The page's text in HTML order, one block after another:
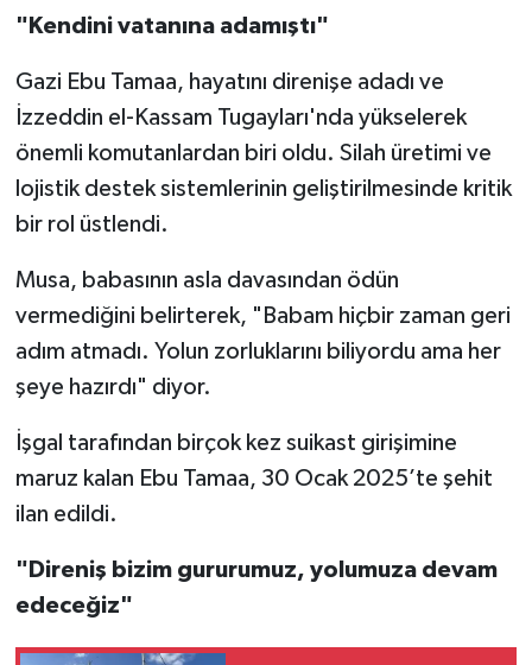
"Kendini vatanına adamıştı"
Gazi Ebu Tamaa, hayatını direnişe adadı ve
İzzeddin el-Kassam Tugayları'nda yükselerek
önemli komutanlardan biri oldu. Silah üretimi ve
lojistik destek sistemlerinin geliştirilmesinde kritik
bir rol üstlendi.
Musa, babasının asla davasından ödün
vermediğini belirterek, "Babam hiçbir zaman geri
adım atmadı. Yolun zorluklarını biliyordu ama her
şeye hazırdı" diyor.
İşgal tarafından birçok kez suikast girişimine
maruz kalan Ebu Tamaa, 30 Ocak 2025’te şehit
ilan edildi.
"Direniş bizim gururumuz, yolumuza devam
edeceğiz"